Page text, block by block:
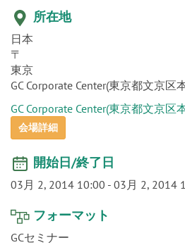
所在地
日本
〒
東京
GC Corporate Center(東京都文京区
GC Corporate Center(東京都文京区
会場詳細
開始日/終了日
03月 2, 2014 10:00 - 03月 2, 2014
フォーマット
GCセミナー